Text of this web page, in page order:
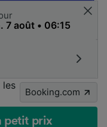
les
Booking.com
petit prix